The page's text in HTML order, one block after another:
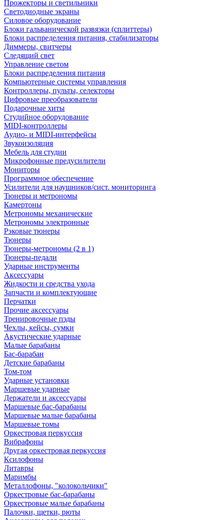
Прожекторы и светильники
Светодиодные экраны
Силовое оборудование
Блоки гальванической развязки (сплиттеры)
Блоки распределения питания, стабилизаторы
Диммеры, свитчеры
Следящий свет
Управление светом
Блоки распределения питания
Компьютерные системы управления
Контроллеры, пульты, селекторы
Цифровые преобразователи
Подарочные хиты
Студийное оборудование
MIDI-контроллеры
Аудио- и MIDI-интерфейсы
Звукоизоляция
Мебель для студии
Микрофонные предусилители
Мониторы
Программное обеспечение
Усилители для наушников/сист. мониторинга
Тюнеры и метрономы
Камертоны
Метрономы механические
Метрономы электронные
Рэковые тюнеры
Тюнеры
Тюнеры-метрономы (2 в 1)
Тюнеры-педали
Ударные инструменты
Аксессуары
Жидкости и средства ухода
Запчасти и комплектующие
Перчатки
Прочие аксессуары
Тренировочные пэды
Чехлы, кейсы, сумки
Акустические ударные
Mалые барабаны
Бас-барабан
Детские барабаны
Том-том
Ударные установки
Маршевые ударные
Держатели и аксессуары
Маршевые бас-барабаны
Маршевые малые барабаны
Маршевые томы
Оркестровая перкуссия
Вибрафоны
Другая оркестровая перкуссия
Ксилофоны
Литавры
Маримбы
Металлофоны, "колокольчики"
Оркестровые бас-барабаны
Оркестровые малые барабаны
Палочки, щетки, рюты